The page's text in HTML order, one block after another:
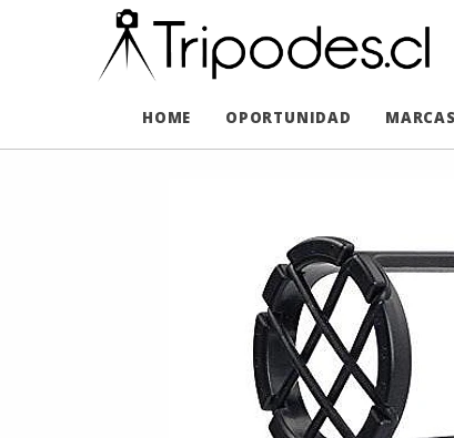
HOME OPORTUNIDAD MARCAS